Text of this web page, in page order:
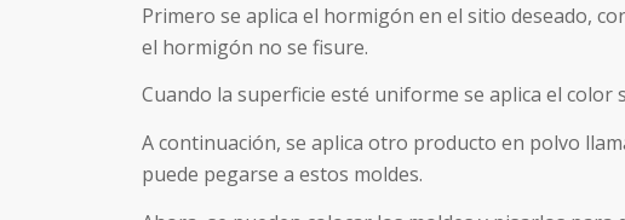
Primero se aplica el hormigón en el sitio deseado,
el hormigón no se fisure.
Cuando la superficie esté uniforme se aplica el
A continuación, se aplica otro producto en polvo
puede pegarse a estos moldes.